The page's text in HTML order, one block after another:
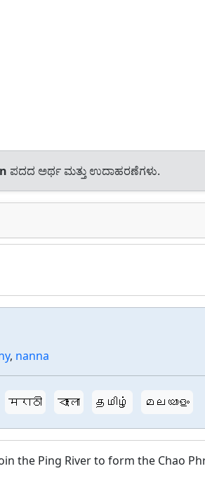
ಪದದ ಅರ್ಥ ಮತ್ತು ಉದಾಹರಣೆಗಳು.
, nanna
मराठी বাংলা தமிழ் മലയാളം
the Ping River to form the Chao